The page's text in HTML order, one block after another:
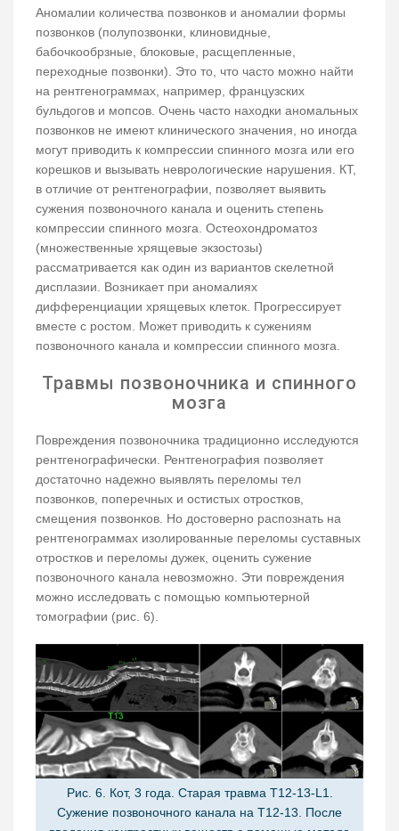
Аномалии количества позвонков и аномалии формы
позвонков (полупозвонки, клиновидные,
бабочкообрзные, блоковые, расщепленные,
переходные позвонки). Это то, что часто можно найти
на рентгенограммах, например, французских
бульдогов и мопсов. Очень часто находки аномальных
позвонков не имеют клинического значения, но иногда
могут приводить к компрессии спинного мозга или его
корешков и вызывать неврологические нарушения. КТ,
в отличие от рентгенографии, позволяет выявить
сужения позвоночного канала и оценить степень
компрессии спинного мозга. Остеохондроматоз
(множественные хрящевые экзостозы)
рассматривается как один из вариантов скелетной
дисплазии. Возникает при аномалиях
дифференциации хрящевых клеток. Прогрессирует
вместе с ростом. Может приводить к сужениям
позвоночного канала и компрессии спинного мозга.
Травмы позвоночника и спинного
мозга
Повреждения позвоночника традиционно исследуются
рентгенографически. Рентгенография позволяет
достаточно надежно выявлять переломы тел
позвонков, поперечных и остистых отростков,
смещения позвонков. Но достоверно распознать на
рентгенограммах изолированные переломы суставных
отростков и переломы дужек, оценить сужение
позвоночного канала невозможно. Эти повреждения
можно исследовать с помощью компьютерной
томографии (рис. 6).
Рис. 6. Кот, 3 года. Старая травма T12-13-L1.
Сужение позвоночного канала на T12-13. После